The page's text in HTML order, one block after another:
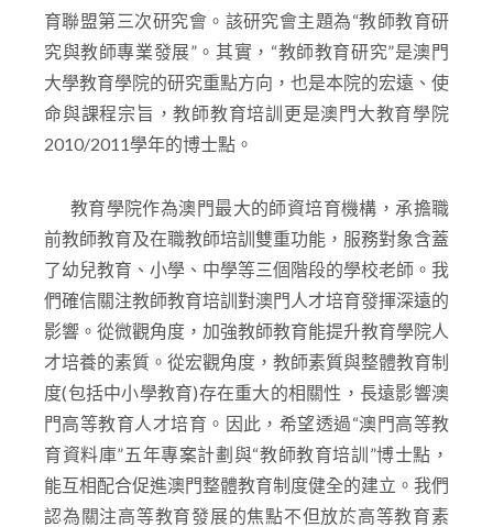
育聯盟第三次研究會。該研究會主題為“教師教育研
究與教師專業發展”。其實，“教師教育研究”是澳門
大學教育學院的研究重點方向，也是本院的宏遠、使
命與課程宗旨，教師教育培訓更是澳門大教育學院
2010/2011學年的博士點。
教育學院作為澳門最大的師資培育機構，承擔職
前教師教育及在職教師培訓雙重功能，服務對象含蓋
了幼兒教育、小學、中學等三個階段的學校老師。我
們確信關注教師教育培訓對澳門人才培育發揮深遠的
影響。從微觀角度，加強教師教育能提升教育學院人
才培養的素質。從宏觀角度，教師素質與整體教育制
度(包括中小學教育)存在重大的相關性，長遠影響澳
門高等教育人才培育。因此，希望透過“澳門高等教
育資料庫”五年專案計劃與“教師教育培訓”博士點，
能互相配合促進澳門整體教育制度健全的建立。我們
認為關注高等教育發展的焦點不但放於高等教育素